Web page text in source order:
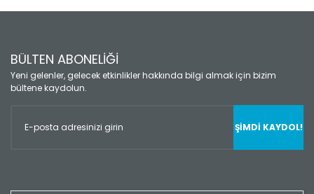
BÜLTEN ABONELİĞİ
Yeni gelenler, gelecek etkinlikler hakkında bilgi almak için bizim
bültene kaydolun.
ŞİMDİ KAYDOL!